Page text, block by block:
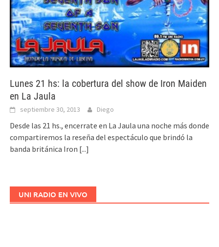
Lunes 21 hs: la cobertura del show de Iron Maiden
en La Jaula
septiembre 30, 2013 Diego
Desde las 21 hs., encerrate en La Jaula una noche más donde
compartiremos la reseña del espectáculo que brindó la
banda británica Iron [...]
UNI RADIO EN VIVO